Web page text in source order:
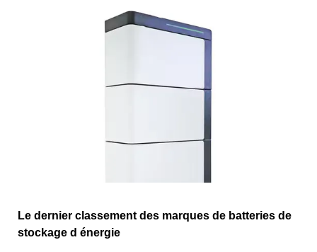
Le dernier classement des marques de batteries de
stockage d énergie